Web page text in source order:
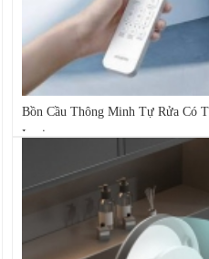
Bồn Cầu Thông Minh Tự Rửa Có
Loại...